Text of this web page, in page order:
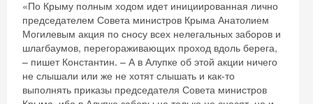
«По Крыму полным ходом идет инициированная лично
председателем Совета министров Крыма Анатолием
Могилевым акция по сносу всех нелегальных заборов и
шлагбаумов, перегораживающих проход вдоль берега,
– пишет Константин. – А в Алупке об этой акции ничего
не слышали или же не хотят слышать и как-то
выполнять приказы председателя Совета министров